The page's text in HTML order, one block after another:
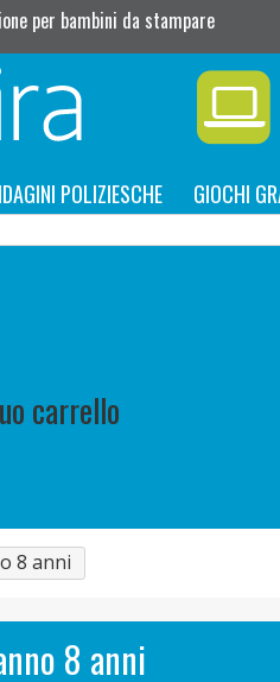
per bambini da stampare
POLIZIESCHE GIOCHI
carrello
8 anni
8 anni